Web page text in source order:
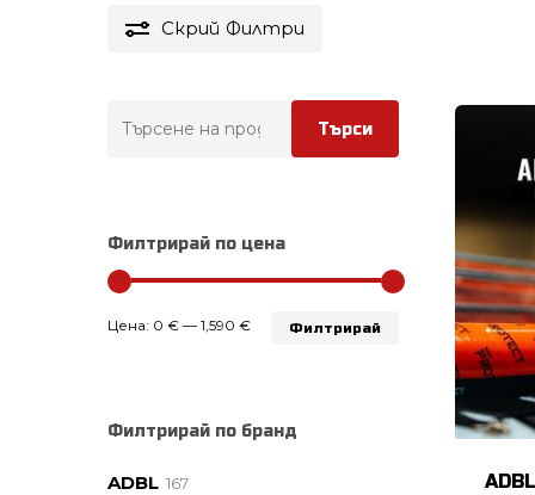
Скрий Филтри
на
Търси
Филтрирай по цена
Минимална
Максимална
Филтрирай
Цена: 0 € — 1,590 €
Филтрирай по бранд
ADBL 167